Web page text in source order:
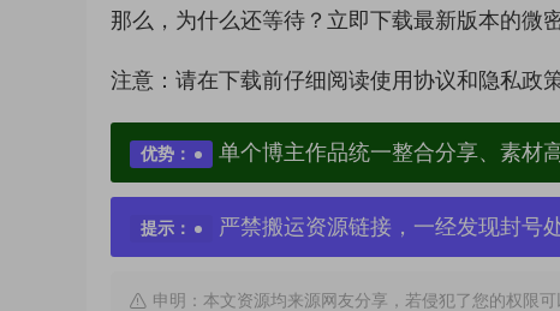
那么，为什么还等待？立即下载最新版本的微
注意：请在下载前仔细阅读使用协议和隐私政
优势： 单个博主作品统一整合分享、素材
提示： 严禁搬运资源链接，一经发现封号
申明：本文资源均来源网友分享，若侵犯了您的权限可